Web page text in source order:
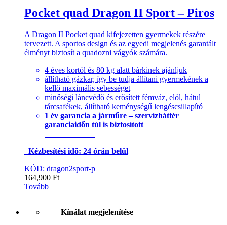
Pocket quad Dragon II Sport – Piros
A Dragon II Pocket quad kifejezetten gyermekek részére
tervezett. A sportos design és az egyedi megjelenés garantált
élményt biztosít a quadozni vágyók számára.
4 éves kortól és 80 kg alatt bárkinek ajánljuk
állítható gázkar, így be tudja állítani gyermekének a
kellő maximális sebességet
minőségi láncvédő és erősített fémváz, elöl, hátul
tárcsafékek, állítható keménységű lengéscsillapító
1 év garancia a járműre – szervízháttér
garanciaidőn túl is biztosított
Kézbesítési idő: 24 órán belül
KÓD: dragon2sport-p
164,900 Ft
Tovább
Kínálat megjelenítése